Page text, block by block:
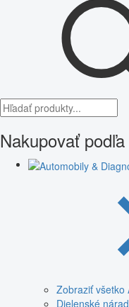
Nakupovať
Zobraziť všetko
Dielenské